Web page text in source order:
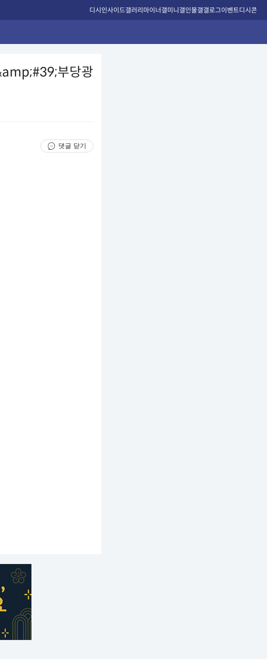
디시인사이드갤러리마이너갤미니갤인물갤갤로그이벤트디시콘
부당광
댓글 닫기